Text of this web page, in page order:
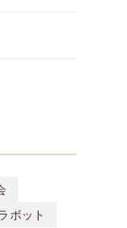
ボット